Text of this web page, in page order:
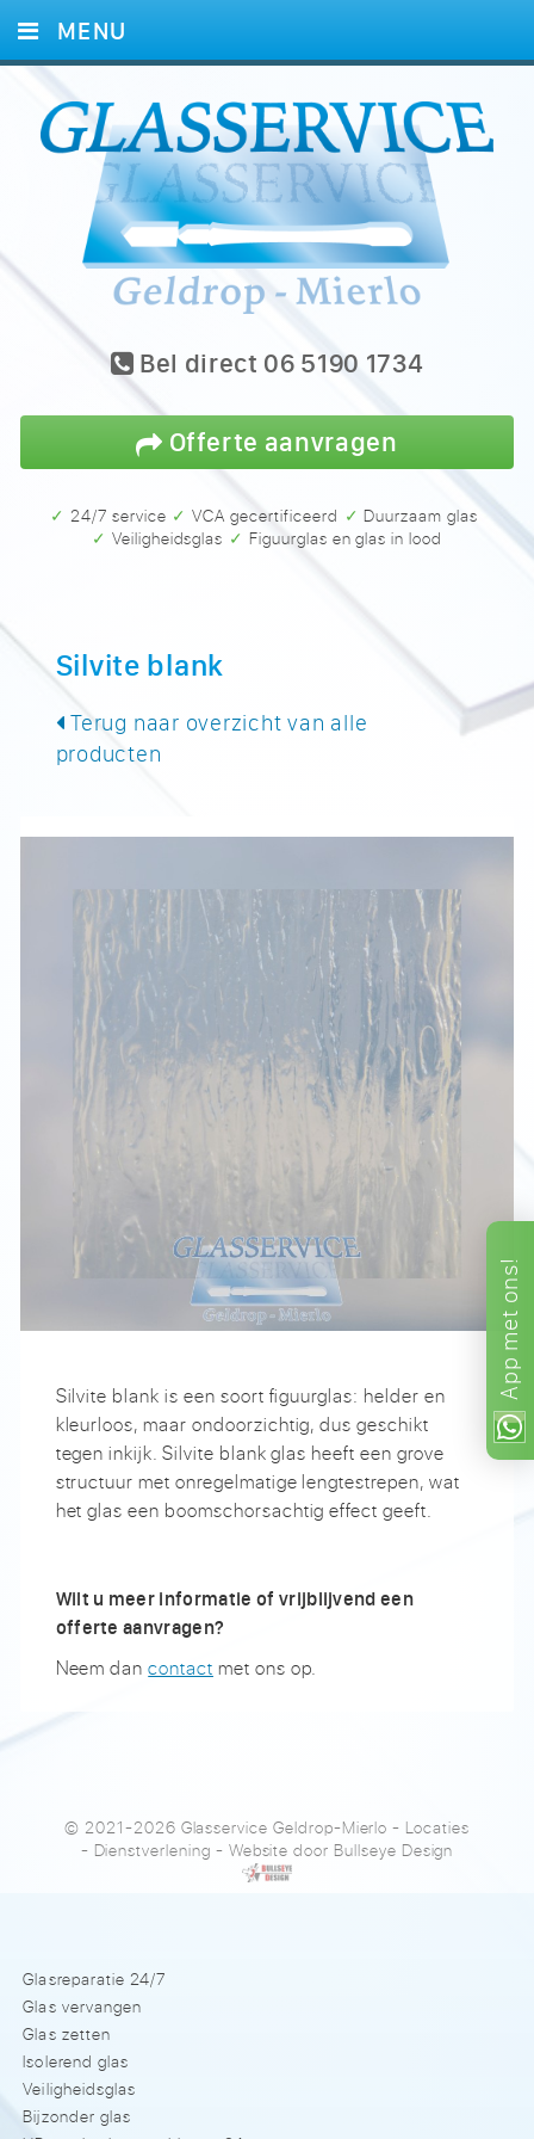
App
met
ons!
Bel direct 06 5190 1734
Offerte aanvragen
✓ 24/7 service ✓ VCA gecertificeerd
✓ Duurzaam glas
✓ Veiligheidsglas
✓ Figuurglas en glas in lood
MENU
HOME
DIENSTEN
FOTO’S
REFERENTIES
CONTACT
Silvite blank
Terug naar overzicht van alle
producten
Silvite blank is een soort figuurglas: helder en
kleurloos, maar ondoorzichtig, dus geschikt
tegen inkijk. Silvite blank glas heeft een grove
structuur met onregelmatige lengtestrepen, wat
het glas een boomschorsachtig effect geeft.
Wilt u meer informatie of vrijblijvend een
offerte aanvragen?
Neem dancontact met ons op.
© 2021-2026 Glasservice Geldrop-Mierlo- Locaties
- Dienstverlening - Website door Bullseye Design
Glasreparatie 24/7
Glas vervangen
Glas zetten
Isolerend glas
Veiligheidsglas
Bijzonder glas